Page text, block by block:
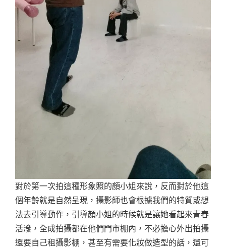
對於第一次拍這種形象照的顏小姐來說，反而對於他這
個年齡就是自然呈現，攝影師也會根據我們的特質或想
法去引導動作，引導顏小姐的時候就是讓她看起來青春
活潑，全成拍攝都在他們門市棚內，不必擔心外出拍攝
還要自己租攝影棚，甚至有需要化妝做造型的話，還可